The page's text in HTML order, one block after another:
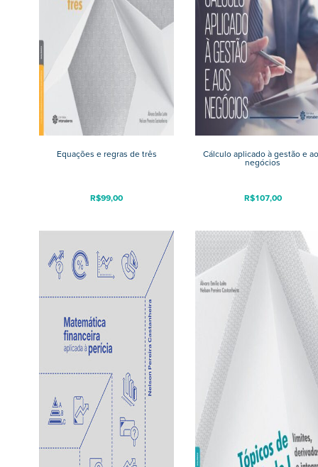
Equações e regras de três
R$99,00
Cálculo aplicado à gestão e
negócios
R$107,00